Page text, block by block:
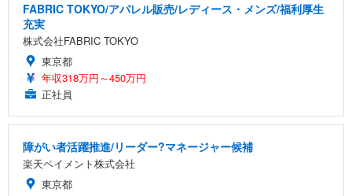
FABRIC TOKYO/アパレル販売/レディース・メンズ/福利厚生
充実
株式会社FABRIC TOKYO
東京都
年収318万円～450万円
正社員
障がい者活躍推進/リーダー?マネージャー候補
楽天ペイメント株式会社
東京都